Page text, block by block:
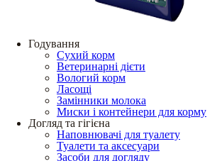
Годування
Сухий корм
Ветеринарні дієти
Вологий корм
Ласощі
Замінники молока
Миски і контейнери для корму
Догляд та гігієна
Наповнювачі для туалету
Туалети та аксесуари
Засоби для догляду